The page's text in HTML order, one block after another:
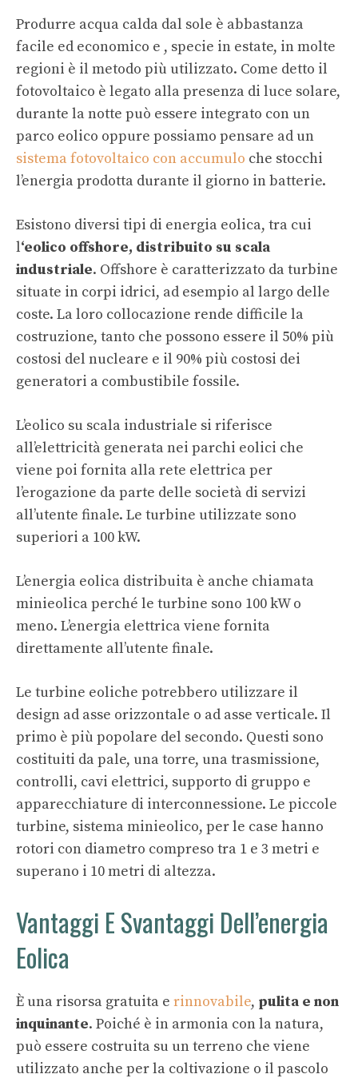
Produrre acqua calda dal sole è abbastanza
facile ed economico e , specie in estate, in molte
regioni è il metodo più utilizzato. Come detto il
fotovoltaico è legato alla presenza di luce solare,
durante la notte può essere integrato con un
parco eolico oppure possiamo pensare ad un
sistema fotovoltaico con accumulo che stocchi
l’energia prodotta durante il giorno in batterie.
Esistono diversi tipi di energia eolica, tra cui
l‘eolico offshore, distribuito su scala
industriale. Offshore è caratterizzato da turbine
situate in corpi idrici, ad esempio al largo delle
coste. La loro collocazione rende difficile la
costruzione, tanto che possono essere il 50% più
costosi del nucleare e il 90% più costosi dei
generatori a combustibile fossile.
L’eolico su scala industriale si riferisce
all’elettricità generata nei parchi eolici che
viene poi fornita alla rete elettrica per
l’erogazione da parte delle società di servizi
all’utente finale. Le turbine utilizzate sono
superiori a 100 kW.
L’energia eolica distribuita è anche chiamata
minieolica perché le turbine sono 100 kW o
meno. L’energia elettrica viene fornita
direttamente all’utente finale.
Le turbine eoliche potrebbero utilizzare il
design ad asse orizzontale o ad asse verticale. Il
primo è più popolare del secondo. Questi sono
costituiti da pale, una torre, una trasmissione,
controlli, cavi elettrici, supporto di gruppo e
apparecchiature di interconnessione. Le piccole
turbine, sistema minieolico, per le case hanno
rotori con diametro compreso tra 1 e 3 metri e
superano i 10 metri di altezza.
Vantaggi E Svantaggi Dell’energia
Eolica
È una risorsa gratuita e rinnovabile, pulita e non
inquinante. Poiché è in armonia con la natura,
può essere costruita su un terreno che viene
utilizzato anche per la coltivazione o il pascolo